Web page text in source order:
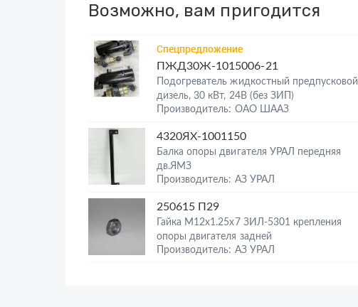
Возможно, вам пригодится
Спецпредложение
ПЖД30Ж-1015006-21
Подогреватель жидкостный предпусковой
дизель, 30 кВт, 24В (без ЗИП)
Производитель: ОАО ШААЗ
4320ЯХ-1001150
Балка опоры двигателя УРАЛ передняя
дв.ЯМЗ
Производитель: АЗ УРАЛ
250615 П29
Гайка М12х1.25х7 ЗИЛ-5301 крепления
опоры двигателя задней
Производитель: АЗ УРАЛ